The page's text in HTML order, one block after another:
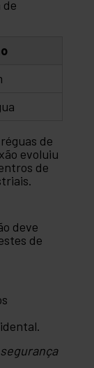
de
de
evoluiu
de
deve
de